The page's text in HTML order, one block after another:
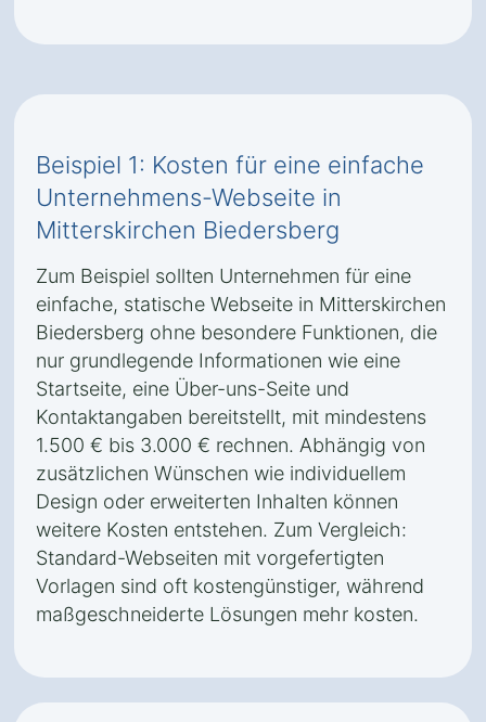
Beispiel 1: Kosten für eine einfache
Unternehmens-Webseite in
Mitterskirchen Biedersberg
Zum Beispiel sollten Unternehmen für eine
einfache, statische Webseite in Mitterskirchen
Biedersberg ohne besondere Funktionen, die
nur grundlegende Informationen wie eine
Startseite, eine Über-uns-Seite und
Kontaktangaben bereitstellt, mit mindestens
1.500 € bis 3.000 € rechnen. Abhängig von
zusätzlichen Wünschen wie individuellem
Design oder erweiterten Inhalten können
weitere Kosten entstehen. Zum Vergleich:
Standard-Webseiten mit vorgefertigten
Vorlagen sind oft kostengünstiger, während
maßgeschneiderte Lösungen mehr kosten.